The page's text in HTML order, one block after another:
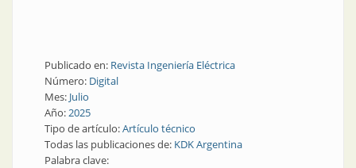
Publicado en: Revista Ingeniería Eléctrica
Número: Digital
Mes: Julio
Año:2025
Tipo de artículo:Artículo técnico
Todas las publicaciones de: KDK Argentina
Palabra clave: